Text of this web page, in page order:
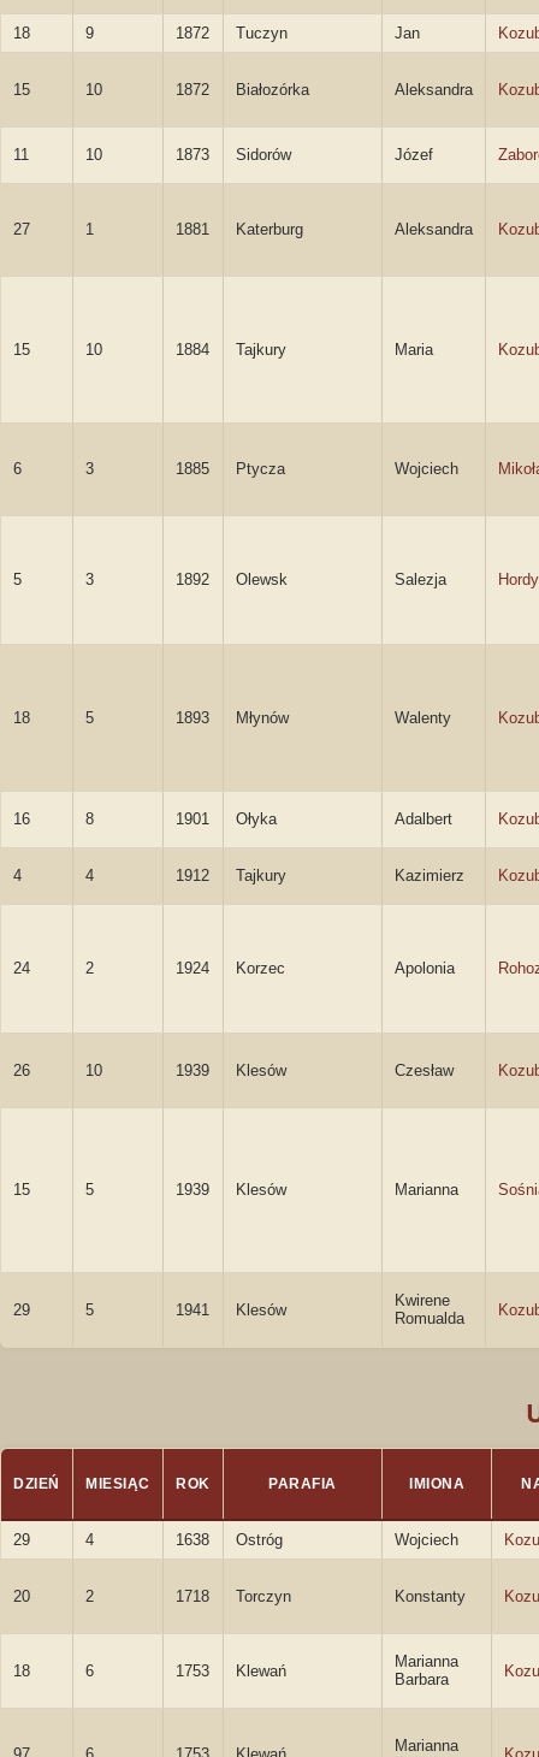
18 9 1872 Tuczyn Jan
15 10 1872 Białozórka Aleksandra
11 10 1873 Sidorów Józef
27 1 1881 Katerburg Aleksandra
15 10 1884 Tajkury Maria
6 3 1885 Ptycza Wojciech
5 3 1892 Olewsk Salezja
18 5 1893 Młynów Walenty
16 8 1901 Ołyka Adalbert
4 4 1912 Tajkury Kazimierz
24 2 1924 Korzec Apolonia
26 10 1939 Klesów Czesław
15 5 1939 Klesów Marianna
29 5 1941 Klesów
Kwirene
Romualda
DZIEŃ MIESIĄC ROK PARAFIA IMIONA
29 4 1638 Ostróg Wojciech
20 2 1718 Torczyn Konstanty
18 6 1753 Klewań
Marianna
Barbara
Marianna